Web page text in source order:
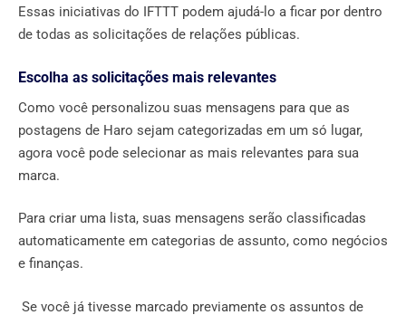
Essas iniciativas do IFTTT podem ajudá-lo a ficar por dentro
de todas as solicitações de relações públicas.
Escolha as solicitações mais relevantes
Como você personalizou suas mensagens para que as
postagens de Haro sejam categorizadas em um só lugar,
agora você pode selecionar as mais relevantes para sua
marca.
Para criar uma lista, suas mensagens serão classificadas
automaticamente em categorias de assunto, como negócios
e finanças.
Se você já tivesse marcado previamente os assuntos de